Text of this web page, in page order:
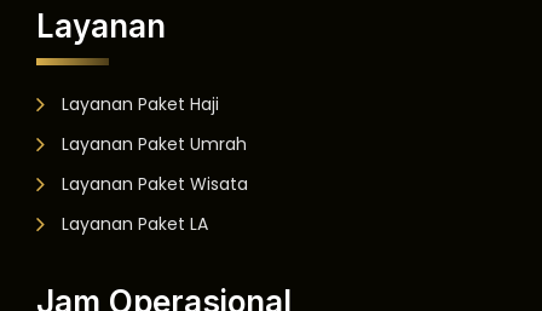
Layanan
Layanan Paket Haji
Layanan Paket Umrah
Layanan Paket Wisata
Layanan Paket LA
Jam Operasional